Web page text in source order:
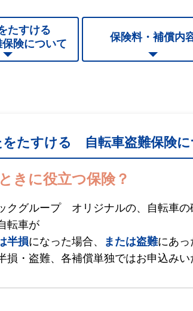
たすける
険について
保険料・補償内
をたすける 自転車盗難保険に
きに役立つ保険？
クグループ オリジナルの、自転車の
転車が
半損になった場合、 または盗難にあっ
損・盗難、各補償単独ではお申込みい